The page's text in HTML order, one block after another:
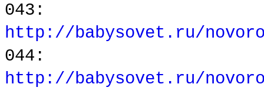
043:
http://babysovet.ru/
044:
http://babysovet.ru/